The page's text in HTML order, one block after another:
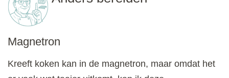
Magnetron
Kreeft koken kan in de magnetron, maar omdat het